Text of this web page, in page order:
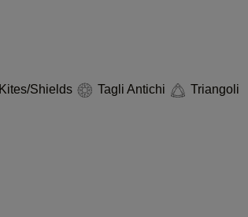
Kites/Shields Tagli Antichi
Triangoli